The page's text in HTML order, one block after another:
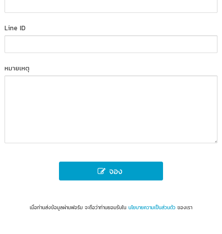
Line ID
หมายเหตุ
จอง
เมื่อท่านส่งข้อมูลผ่านฟอร์ม จะถือว่าท่านยอมรับใน นโยบายความเป็นส่วนตัว ของเรา